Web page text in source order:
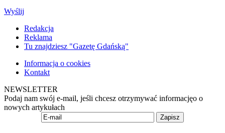
Wyślij
Redakcja
Reklama
Tu znajdziesz "Gazetę Gdańską"
Informacja o cookies
Kontakt
NEWSLETTER
Podaj nam swój e-mail, jeśli chcesz otrzymywać informacjęo o
nowych artykułach
Zapisz